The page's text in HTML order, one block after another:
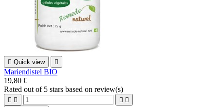
 Quick view 
Mariendistel BIO
19,80 €
Rated out of 5 stars based on review(s)
   